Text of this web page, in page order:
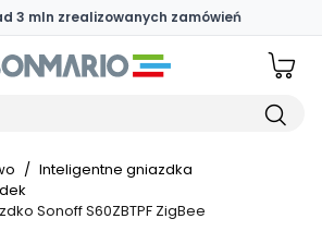
strony
3 mln zrealizowanych zamówień
/ Inteligentne gniazdka
Sonoff S60ZBTPF ZigBee